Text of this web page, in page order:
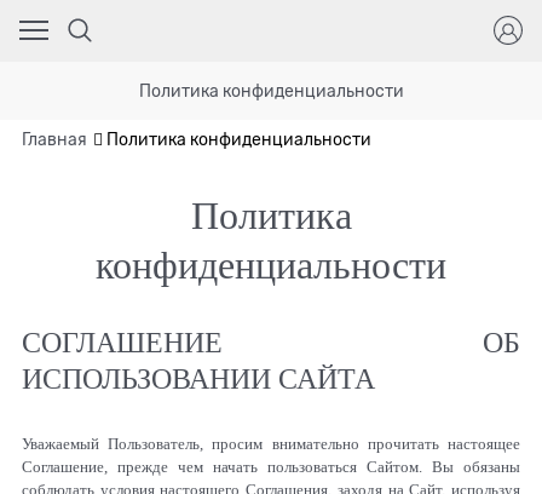
Политика конфиденциальности
Главная Политика конфиденциальности
Политика
конфиденциальности
СОГЛАШЕНИЕ ОБ
ИСПОЛЬЗОВАНИИ САЙТА
Уважаемый Пользователь, просим внимательно прочитать настоящее
Соглашение, прежде чем начать пользоваться Сайтом. Вы обязаны
соблюдать условия настоящего Соглашения, заходя на Сайт, используя